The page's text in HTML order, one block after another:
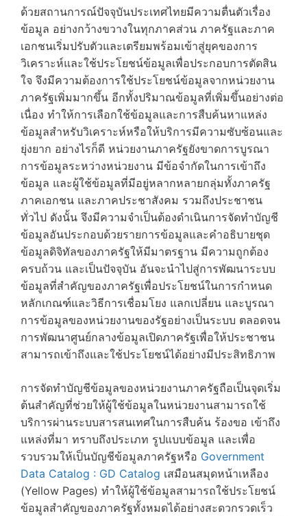
ด้วยสถานการณ์ปัจจุบันประเทศไทยมีความตื่นตัวเรื่อง
ข้อมูล อย่างกว้างขวางในทุกภาคส่วน ภาครัฐและภาค
เอกชนเริ่มปรับตัวและเตรียมพร้อมเข้าสู่ยุคของการ
วิเคราะห์และใช้ประโยชน์ข้อมูลเพื่อประกอบการตัดสิน
ใจ จึงมีความต้องการใช้ประโยชน์ข้อมูลจากหน่วยงาน
ภาครัฐเพิ่มมากขึ้น อีกทั้งปริมาณข้อมูลที่เพิ่มขึ้นอย่างต่อ
เนื่อง ทำให้การเลือกใช้ข้อมูลและการสืบค้นหาแหล่ง
ข้อมูลสำหรับวิเคราะห์หรือให้บริการมีความซับซ้อนและ
ยุ่งยาก อย่างไรก็ดี หน่วยงานภาครัฐยังขาดการบูรณา
การข้อมูลระหว่างหน่วยงาน มีข้อจำกัดในการเข้าถึง
ข้อมูล และผู้ใช้ข้อมูลที่มีอยู่หลากหลายกลุ่มทั้งภาครัฐ
ภาคเอกชน และภาคประชาสังคม รวมถึงประชาชน
ทั่วไป ดังนั้น จึงมีความจำเป็นต้องดำเนินการจัดทำบัญชี
ข้อมูลอันประกอบด้วยรายการข้อมูลและคำอธิบายชุด
ข้อมูลดิจิทัลของภาครัฐให้มีมาตรฐาน มีความถูกต้อง
ครบถ้วน และเป็นปัจจุบัน อันจะนำไปสู่การพัฒนาระบบ
ข้อมูลที่สำคัญของภาครัฐเพื่อประโยชน์ในการกำหนด
หลักเกณฑ์และวิธีการเชื่อมโยง แลกเปลี่ยน และบูรณา
การข้อมูลของหน่วยงานของรัฐอย่างเป็นระบบ ตลอดจน
การพัฒนาศูนย์กลางข้อมูลเปิดภาครัฐเพื่อให้ประชาชน
สามารถเข้าถึงและใช้ประโยชน์ได้อย่างมีประสิทธิภาพ
การจัดทำบัญชีข้อมูลของหน่วยงานภาครัฐถือเป็นจุดเริ่ม
ต้นสำคัญที่ช่วยให้ผู้ใช้ข้อมูลในหน่วยงานสามารถใช้
บริการผ่านระบบสารสนเทศในการสืบค้น ร้องขอ เข้าถึง
แหล่งที่มา ทราบถึงประเภท รูปแบบข้อมูล และเพื่อ
รวบรวมให้เป็นบัญชีข้อมูลภาครัฐหรือ Government
Data Catalog : GD Catalog เสมือนสมุดหน้าเหลือง
(Yellow Pages) ทำให้ผู้ใช้ข้อมูลสามารถใช้ประโยชน์
ข้อมูลสำคัญของภาครัฐทั้งหมดได้อย่างสะดวกรวดเร็ว